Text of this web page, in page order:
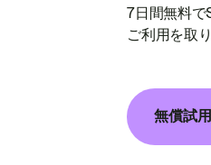
7日間無料
ご利用を取
無償試